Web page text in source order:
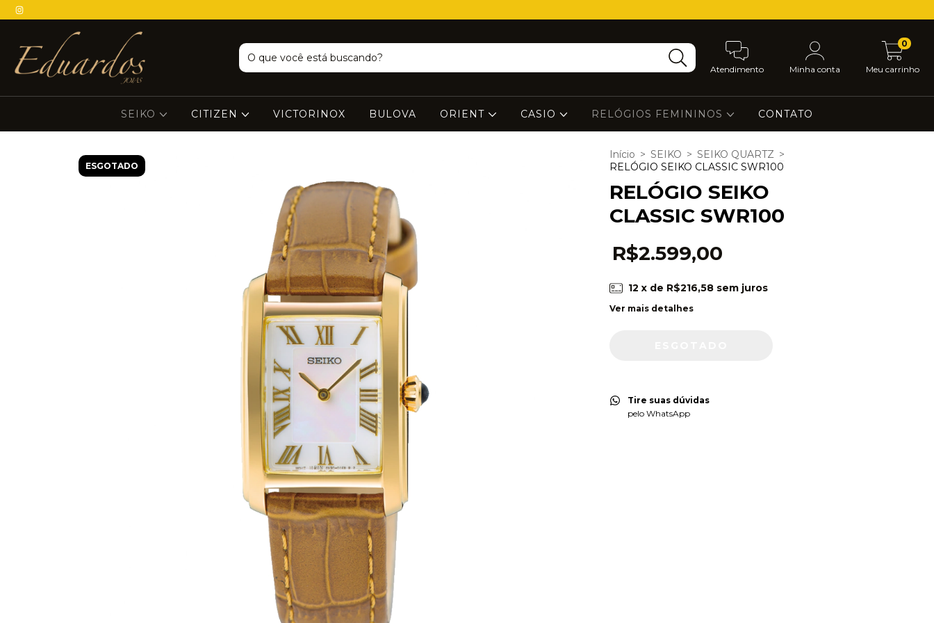
Atendimento Minha conta Meu carrinho
0
SEIKO CITIZEN VICTORINOX BULOVA ORIENT CASIO RELÓGIOS FEMININOS CONTATO
ESGOTADO
Início > SEIKO > SEIKO QUARTZ >
RELÓGIO SEIKO CLASSIC SWR100
RELÓGIO SEIKO
CLASSIC SWR100
R$2.599,00
12 x de R$216,58 sem juros
Ver mais detalhes
Tire suas dúvidas
pelo WhatsApp